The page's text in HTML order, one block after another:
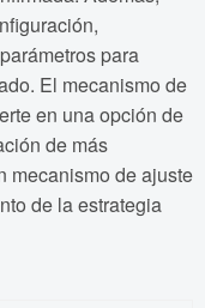
para
El mecanismo de
en una opción de
de más
mecanismo de ajuste
de la estrategia